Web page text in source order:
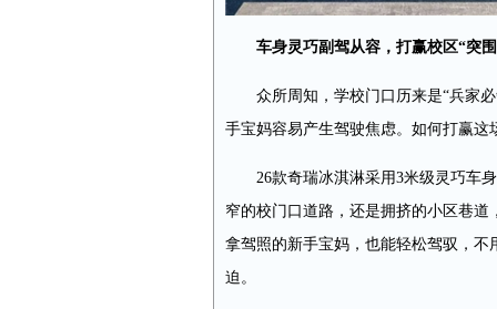
车身灵巧副驾从容，打赢校区“突
众所周知，学校门口历来是“兵家
手宝妈容易产生驾驶焦虑。如何打赢这
26款奇瑞冰淇淋采用3米级灵巧车
窄的校门口道路，还是拥挤的小区巷
拿驾照的新手宝妈，也能轻松驾驭，
迫。